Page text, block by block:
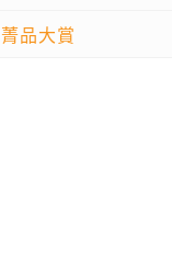
菁品大賞